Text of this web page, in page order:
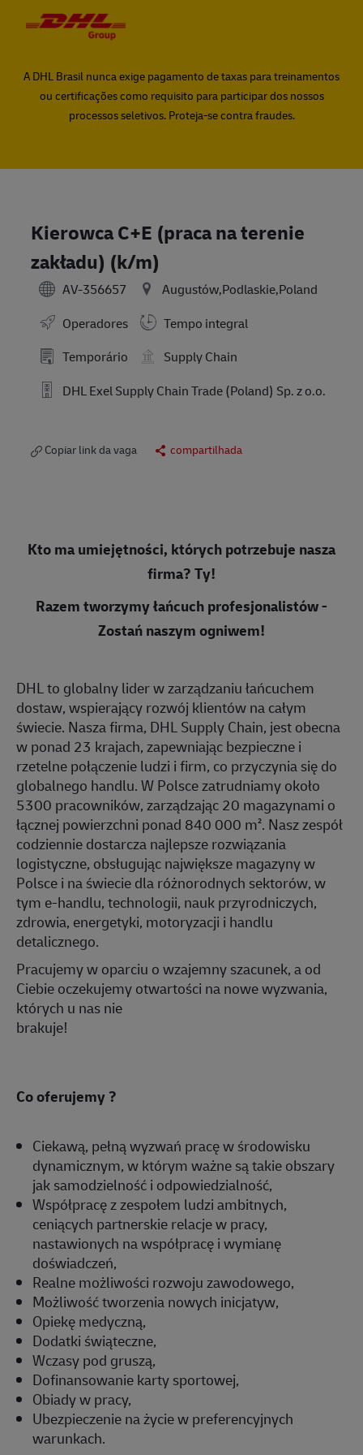
A DHL Brasil nunca exige pagamento de taxas para treinamentos
ou certificações como requisito para participar dos nossos
processos seletivos. Proteja-se contra fraudes.
Kierowca C+E (praca na terenie
zakładu) (k/m)
AV-356657
Augustów,Podlaskie,Poland
Operadores
Tempo integral
Temporário
Supply Chain
DHL Exel Supply Chain Trade (Poland) Sp. z o.o.
Copiar link da vaga compartilhada
Kto ma umiejętności, których potrzebuje nasza
firma? Ty!
Razem tworzymy łańcuch profesjonalistów -
Zostań naszym ogniwem!
DHL to globalny lider w zarządzaniu łańcuchem
dostaw, wspierający rozwój klientów na całym
świecie. Nasza firma, DHL Supply Chain, jest obecna
w ponad 23 krajach, zapewniając bezpieczne i
rzetelne połączenie ludzi i firm, co przyczynia się do
globalnego handlu. W Polsce zatrudniamy około
5300 pracowników, zarządzając 20 magazynami o
łącznej powierzchni ponad 840 000 m². Nasz zespół
codziennie dostarcza najlepsze rozwiązania
logistyczne, obsługując największe magazyny w
Polsce i na świecie dla różnorodnych sektorów, w
tym e-handlu, technologii, nauk przyrodniczych,
zdrowia, energetyki, motoryzacji i handlu
detalicznego.
Pracujemy w oparciu o wzajemny szacunek, a od
Ciebie oczekujemy otwartości na nowe wyzwania,
których u nas nie
brakuje!
Co oferujemy ?
Ciekawą, pełną wyzwań pracę w środowisku
dynamicznym, w którym ważne są takie obszary
jak samodzielność i odpowiedzialność,
Współpracę z zespołem ludzi ambitnych,
ceniących partnerskie relacje w pracy,
nastawionych na współpracę i wymianę
doświadczeń,
Realne możliwości rozwoju zawodowego,
Możliwość tworzenia nowych inicjatyw,
Opiekę medyczną,
Dodatki świąteczne,
Wczasy pod gruszą,
Dofinansowanie karty sportowej,
Obiady w pracy,
Ubezpieczenie na życie w preferencyjnych
warunkach.